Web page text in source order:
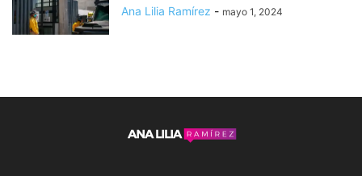
Ana Lilia Ramírez - mayo 1, 2024